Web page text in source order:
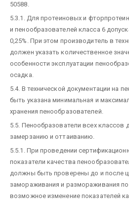
50588.
5.3.1. Для протеиновых и
и пенообразователей класса 6
0,25%. При этом производитель в
должен указать количественное
особенности эксплуатации
осадка.
5.4. В технической документации на
быть указана минимальная и
хранения пенообразователей.
5.5. Пенообразователи всех
замерзанию и оттаиванию.
5.5.1. При проведении
показатели качества
должны быть проверены до и после
замораживания и размораживания
возможное изменение показателей